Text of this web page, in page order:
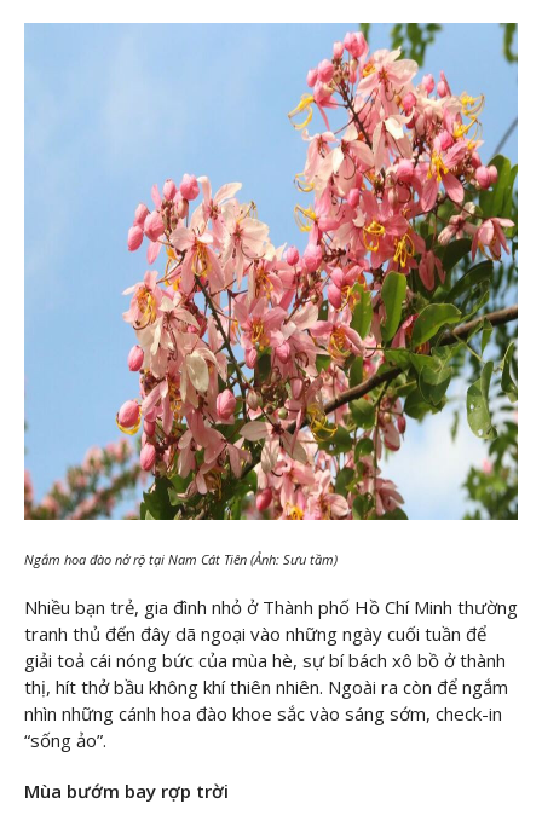
Ngắm hoa đào nở rộ tại Nam Cát Tiên (Ảnh: Sưu tầm)
Nhiều bạn trẻ, gia đình nhỏ ở Thành phố Hồ Chí Minh thường
tranh thủ đến đây dã ngoại vào những ngày cuối tuần để
giải toả cái nóng bức của mùa hè, sự bí bách xô bồ ở thành
thị, hít thở bầu không khí thiên nhiên. Ngoài ra còn để ngắm
nhìn những cánh hoa đào khoe sắc vào sáng sớm, check-in
“sống ảo”.
Mùa bướm bay rợp trời